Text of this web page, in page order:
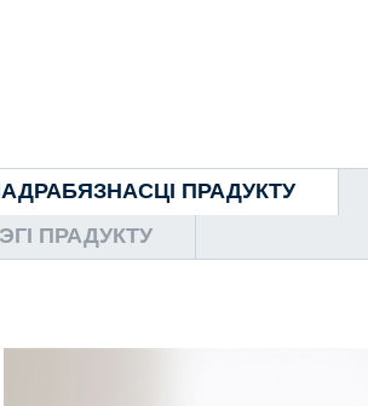
ПРАДУКТУ
ПРАДУКТУ